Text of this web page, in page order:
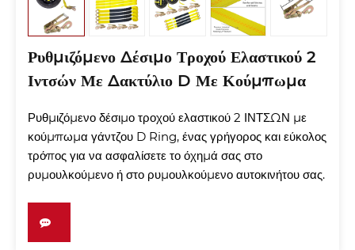
Ρυθμιζόμενο Δέσιμο Τροχού Ελαστικού 2
Ιντσών Με Δακτύλιο D Με Κούμπωμα
Ρυθμιζόμενο δέσιμο τροχού ελαστικού 2 ΙΝΤΣΩΝ με
κούμπωμα γάντζου D Ring, ένας γρήγορος και εύκολος
τρόπος για να ασφαλίσετε το όχημά σας στο
ρυμουλκούμενο ή στο ρυμουλκούμενο αυτοκινήτου σας.